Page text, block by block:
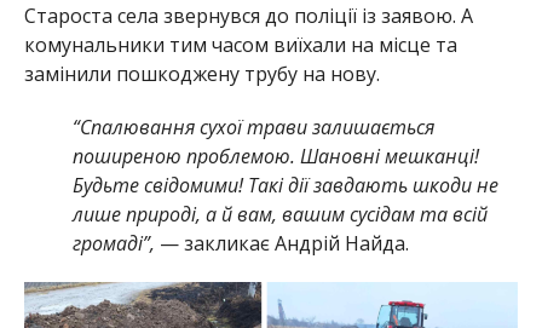
Староста села звернувся до поліції із заявою. А
комунальники тим часом виїхали на місце та
замінили пошкоджену трубу на нову.
“Спалювання сухої трави залишається
поширеною проблемою. Шановні мешканці!
Будьте свідомими! Такі дії завдають шкоди не
лише природі, а й вам, вашим сусідам та всій
громаді”, — закликає Андрій Найда.